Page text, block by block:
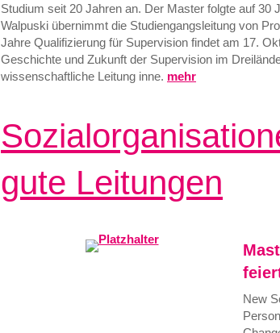
Studium seit 20 Jahren an. Der Master folgte auf 30
Walpuski übernimmt die Studiengangsleitung von
Jahre Qualifizierung für Supervision findet am 17.
Geschichte und Zukunft der Supervision im
wissenschaftliche Leitung inne. mehr
gute Leitungen
New